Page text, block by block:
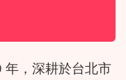
年，深耕於台北市